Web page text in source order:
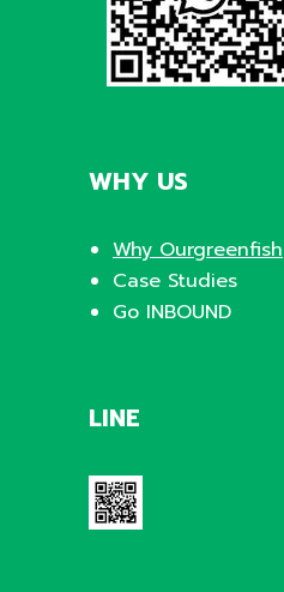
WHY US
Why Ourgreenfish
Case Studies
Go INBOUND
LINE